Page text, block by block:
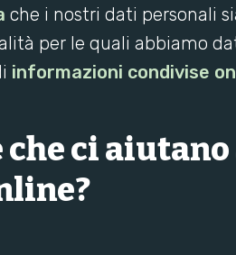
che i nostri dati personali
per le quali abbiamo
informazioni condivise
che ci